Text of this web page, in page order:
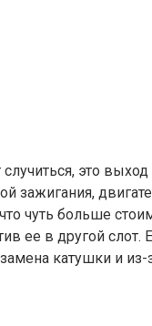
это
зажигания,
чуть больше
ее в другой
катушки и